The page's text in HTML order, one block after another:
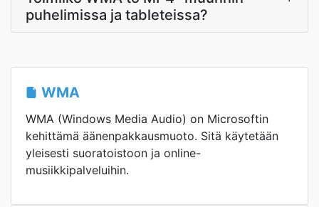
puhelimissa ja tableteissa?
WMA
WMA (Windows Media Audio) on Microsoftin
kehittämä äänenpakkausmuoto. Sitä käytetään
yleisesti suoratoistoon ja online-
musiikkipalveluihin.